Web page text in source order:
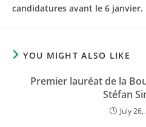
candidatures avant le 6 janvier.
YOU MIGHT ALSO LIKE
Premier lauréat de la
Stéfan
July